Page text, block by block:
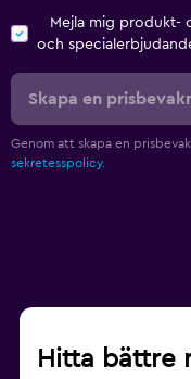
Mejla mig produkt-
och
Skapa en
Genom att skapa en
sekretesspolicy.
Hitta bättre